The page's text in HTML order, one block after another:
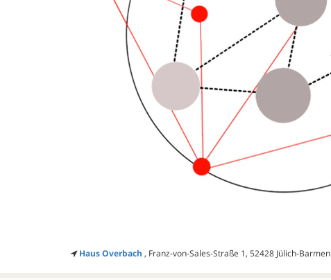
Haus Overbach , Franz-von-Sales-Straße 1, 52428 Jülich-Barmen